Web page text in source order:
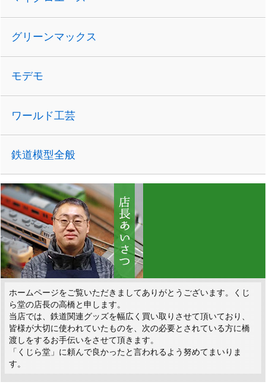
グリーンマックス
モデモ
ワールド工芸
鉄道模型全般
ホームページをご覧いただきましてありがとうございます。くじ
ら堂の店長の高橋と申します。
当店では、鉄道関連グッズを幅広く買い取りさせて頂いており、
皆様が大切に使われていたものを、次の必要とされている方に橋
渡しをするお手伝いをさせて頂きます。
「くじら堂」に頼んで良かったと言われるよう努めてまいりま
す。